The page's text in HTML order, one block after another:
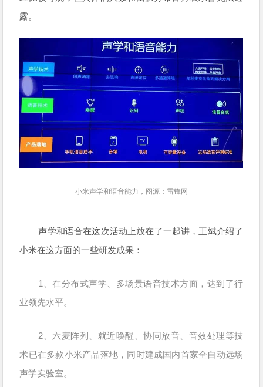
露。
小米声学和语音能力，图源：雷锋网
声学和语音在这次活动上放在了一起讲，王斌介绍了
小米在这方面的一些研发成果：
1、在分布式声学、多场景语音技术方面，达到了行
业领先水平。
2、六麦阵列、就近唤醒、协同放音、音效处理等技
术已在多款小米产品落地，同时建成国内首家全自动远场
声学实验室。